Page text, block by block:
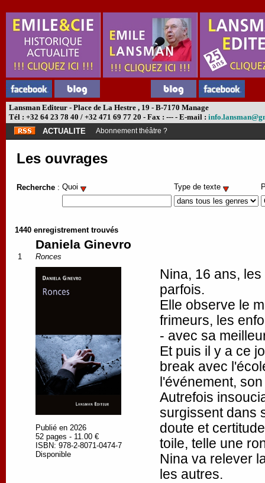
Lansman Editeur - Place de La Hestre , 19 - B-7170 Manage
Tél : +32 64 23 78 40 / +32 471 69 77 20 - Fax : --- - E-mail :
ACTUALITE
Abonnement théâtre ?
Les ouvrages
Recherche : Quoi Type de texte
1440 enregistrement trouvés
1
Daniela Ginevro
Ronces
Publié en 2026
52 pages - 11.00 €
ISBN: 978-2-8071-0474-7
Disponible
Nina, 16 ans,
parfois.
Elle observe le
frimeurs, les
- avec sa
Et puis il y a ce
break avec
l'événement,
Autrefois
surgissent dans
doute et
toile, telle une
Nina va relever
les autres.